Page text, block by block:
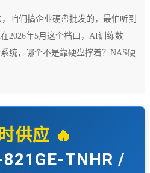
咱们搞企业硬盘批发的，最怕听到
2026年5月这个档口，AI训练数
统，哪个不是靠硬盘撑着？NAS硬
供应 🔥
TNHR /